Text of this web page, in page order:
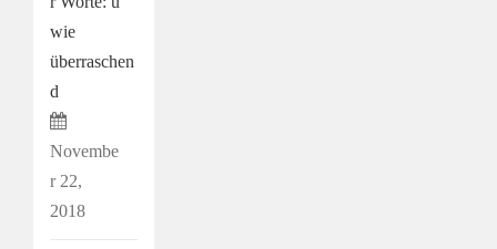
wie
überraschen
d
Novembe
r 22,
2018